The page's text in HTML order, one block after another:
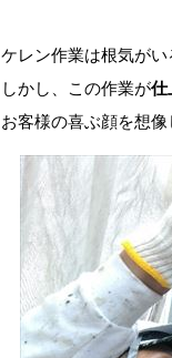
ケレン作業は根気が
しかし、この作業が仕
お客様の喜ぶ顔を想像